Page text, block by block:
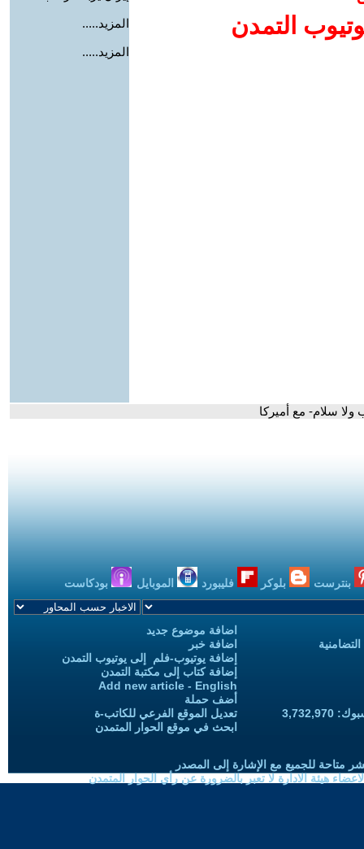
التمدن
المزيد.....
المزيد.....
ولا سلام- مع أميركا
بنترست بلوكر فليبورد الموبايل بودكاست
اضافة موضوع جديد
اضافة خبر
إضافة يوتيوب-فلم إلى يوتيوب التمدن
إضافة كتاب إلى مكتبة التمدن
Add new article - English
أضف حملة
تعديل الموقع الفرعي للكاتب-ة
ابحث في موقع الحوار المتمدن
متاحة للجميع مع الإشارة إلى المصدر
هيئة الادارة لا تعبر بالضرورة عن رأي الحوار المتمدن